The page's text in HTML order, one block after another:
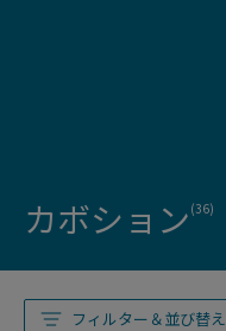
カボション (36)
フィルター＆並び替え